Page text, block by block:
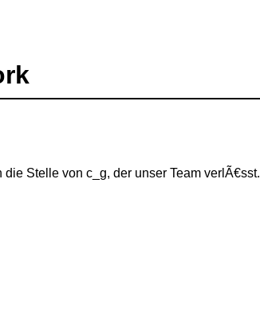
Stelle von c_g, der unser Team verlÃ€sst.